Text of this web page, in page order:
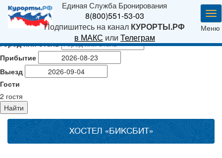
Единая Служба Бронирования
8(800)551-53-03
Подпишитесь на канал КУРОРТЫ.РФ
в МАКС или Телеграм
Меню
Город или отель
Прибытие
Выезд
Гости
2 гостя
Найти
ХОСТЕЛ «БИКСБИТ»